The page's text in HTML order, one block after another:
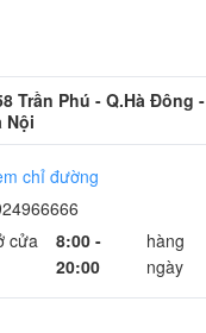
Trần Phú - Q.Hà Đông -
Nội
chỉ đường
cửa
8:00 -
20:00
hàng
ngày